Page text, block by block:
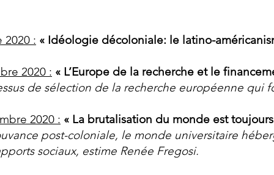
2020 : « Idéologie décoloniale: le latino-
2020 : « L’Europe de la recherche et le
de sélection de la recherche européenne qui
2020 : « La brutalisation du monde est
post-coloniale, le monde universitaire
sociaux, estime Renée Fregosi.